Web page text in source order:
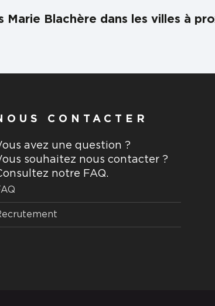
Marie Blachère dans les villes à
CONTACTER
avez une question ?
souhaitez nous contacter ?
notre FAQ.